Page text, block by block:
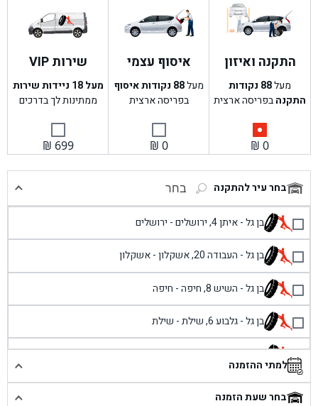
התקנה ואיזון
מעל88 נקודות
התקנהבפריסה ארצית
₪ 0
איסוף עצמי
מעל88 נקודות איסוף
בפריסה ארצית
₪ 0
שירות VIP
מעל 18 ניידות שירות
ממתינות לך בדרכים
₪ 699
בחר עיר להתקנה בחר
בן גל - איתן 4, ירושלים - ירושלים
בן גל - העבודה 20, אשקלון - אשקלון
בן גל - השיש 8, חיפה - חיפה
בן גל - גלבוע 6, שילת - שילת
בן גל - פוריידיס, כניסה צפונית מול כביש 4 - פרדיס
בן גל - שכונת אזור תעשייה זעירה, עיילבון - עיילבון
למתי ההזמנה
בחר שעת הזמנה